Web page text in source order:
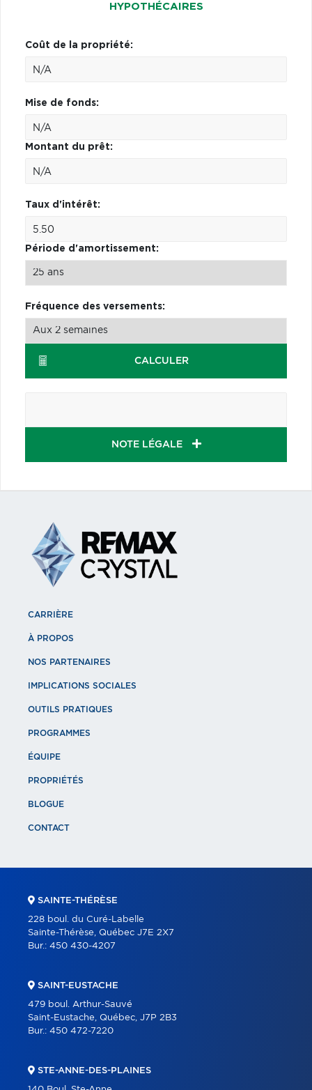
HYPOTHÉCAIRES
Coût de la propriété:
Mise de fonds:
Montant du prêt:
Taux d'intérêt:
Période d'amortissement:
Fréquence des versements:
CALCULER
NOTE LÉGALE
CARRIÈRE
À PROPOS
NOS PARTENAIRES
IMPLICATIONS SOCIALES
OUTILS PRATIQUES
PROGRAMMES
ÉQUIPE
PROPRIÉTÉS
BLOGUE
CONTACT
SAINTE-THÉRÈSE
228 boul. du Curé-Labelle
Sainte-Thérèse, Québec J7E 2X7
Bur.: 450 430-4207
SAINT-EUSTACHE
479 boul. Arthur-Sauvé
Saint-Eustache, Québec, J7P 2B3
Bur.: 450 472-7220
STE-ANNE-DES-PLAINES